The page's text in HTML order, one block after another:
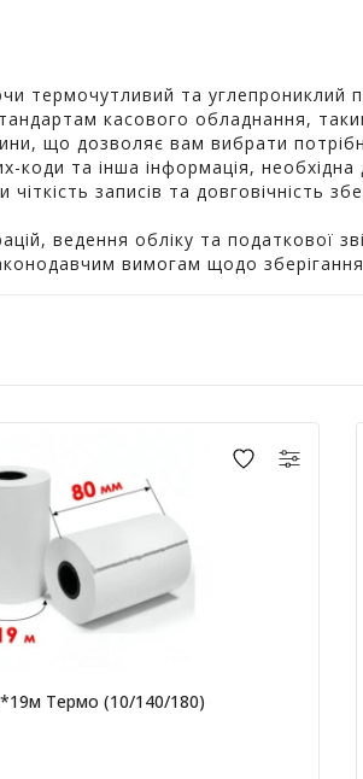
термочутливий та углепрониклий
касового обладнання,
що дозволяє вам вибрати
та інша інформація, необхідна
записів та довговічність
ведення обліку та податкової
вимогам щодо
Термо (10/140/180)